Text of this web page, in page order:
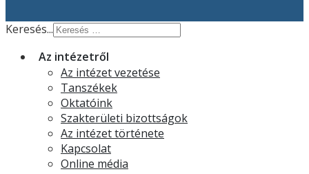
Keresés...
Az intézetről
Az intézet vezetése
Tanszékek
Oktatóink
Szakterületi bizottságok
Az intézet története
Kapcsolat
Online média